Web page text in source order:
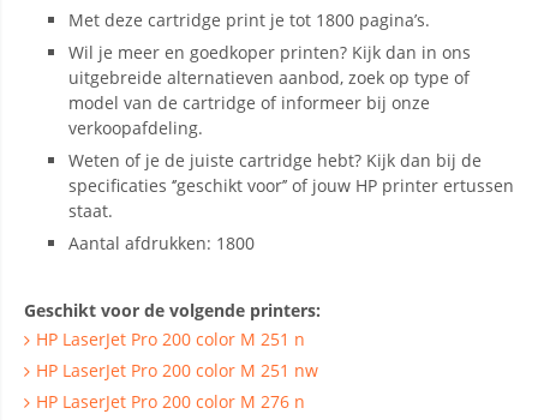
Met deze cartridge print je tot 1800 pagina’s.
Wil je meer en goedkoper printen? Kijk dan in ons
uitgebreide alternatieven aanbod, zoek op type of
model van de cartridge of informeer bij onze
verkoopafdeling.
Weten of je de juiste cartridge hebt? Kijk dan bij de
specificaties ‘’geschikt voor’’ of jouw HP printer ertussen
staat.
Aantal afdrukken: 1800
Geschikt voor de volgende printers:
HP LaserJet Pro 200 color M 251 n
HP LaserJet Pro 200 color M 251 nw
HP LaserJet Pro 200 color M 276 n